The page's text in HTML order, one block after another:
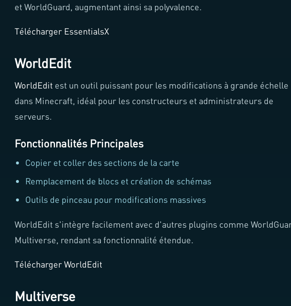
et WorldGuard, augmentant ainsi sa polyvalence.
Télécharger EssentialsX
WorldEdit
WorldEdit est un outil puissant pour les modifications à grande échelle
dans Minecraft, idéal pour les constructeurs et administrateurs de
serveurs.
Fonctionnalités Principales
Copier et coller des sections de la carte
Remplacement de blocs et création de schémas
Outils de pinceau pour modifications massives
WorldEdit s'intègre facilement avec d'autres plugins comme
Multiverse, rendant sa fonctionnalité étendue.
Télécharger WorldEdit
Multiverse